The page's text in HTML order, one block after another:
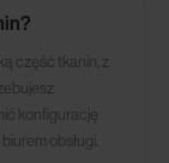
część tkanin, z
konfigurację
obsługi.